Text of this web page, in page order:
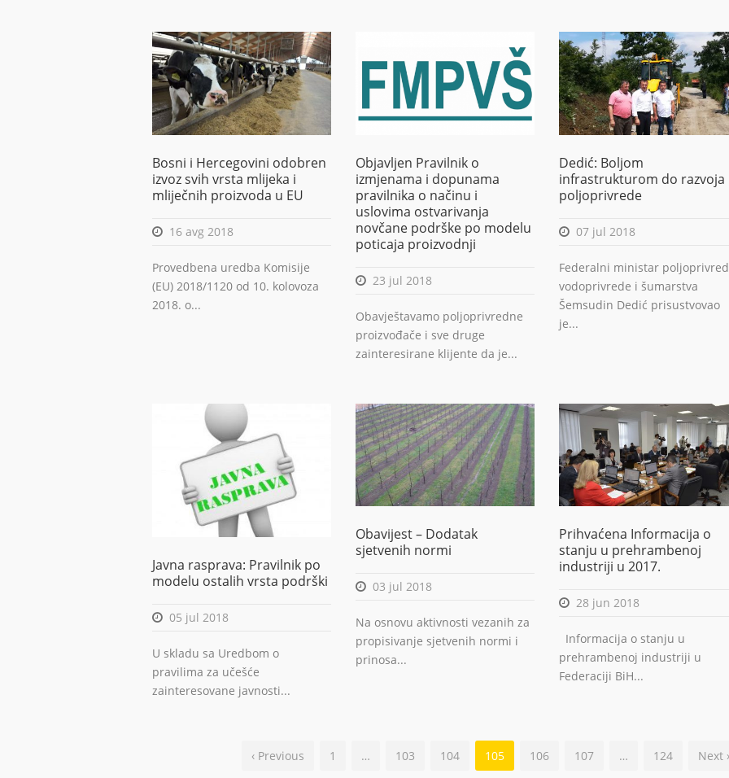
Bosni i Hercegovini odobren
izvoz svih vrsta mlijeka i
mliječnih proizvoda u EU
16 avg 2018
Provedbena uredba Komisije
(EU) 2018/1120 оd 10. kolovoza
2018. o...
Objavljen Pravilnik o
izmjenama i dopunama
pravilnika o načinu i
uslovima ostvarivanja
novčane podrške po modelu
poticaja proizvodnji
23 jul 2018
Obavještavamo poljoprivredne
proizvođače i sve druge
zainteresirane klijente da je...
Dedić: Boljom
infrastrukturom do razvoja
poljoprivrede
07 jul 2018
Federalni ministar
vodoprivrede i šumarstva
Šemsudin Dedić prisustvovao
je...
Javna rasprava: Pravilnik po
modelu ostalih vrsta podrški
05 jul 2018
U skladu sa Uredbom o
pravilima za učešće
zainteresovane javnosti...
Obavijest – Dodatak
sjetvenih normi
03 jul 2018
Na osnovu aktivnosti vezanih za
propisivanje sjetvenih normi i
prinosa...
Prihvaćena Informacija o
stanju u prehrambenoj
industriji u 2017.
28 jun 2018
Informacija o stanju u
prehrambenoj industriji u
Federaciji BiH...
‹ Previous 1 … 103 104 105 106 107 … 124 Next ›